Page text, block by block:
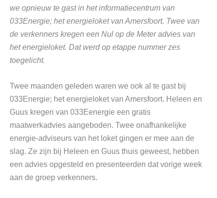
we opnieuw te gast in het informatiecentrum van
033Energie; het energieloket van Amersfoort. Twee van
de verkenners kregen een Nul op de Meter advies van
het energieloket. Dat werd op etappe nummer zes
toegelicht.
Twee maanden geleden waren we ook al te gast bij
033Energie; het energieloket van Amersfoort. Heleen en
Guus kregen van 033Eenergie een gratis
maatwerkadvies aangeboden. Twee onafhankelijke
energie-adviseurs van het loket gingen er mee aan de
slag. Ze zijn bij Heleen en Guus thuis geweest, hebben
een advies opgesteld en presenteerden dat vorige week
aan de groep verkenners.